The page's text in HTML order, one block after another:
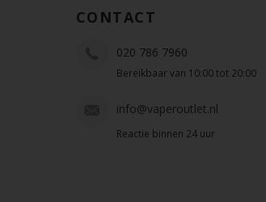
CONTACT
020 786 7960
Bereikbaar van 10:00 tot 20:00
info@vaperoutlet.nl
Reactie binnen 24 uur